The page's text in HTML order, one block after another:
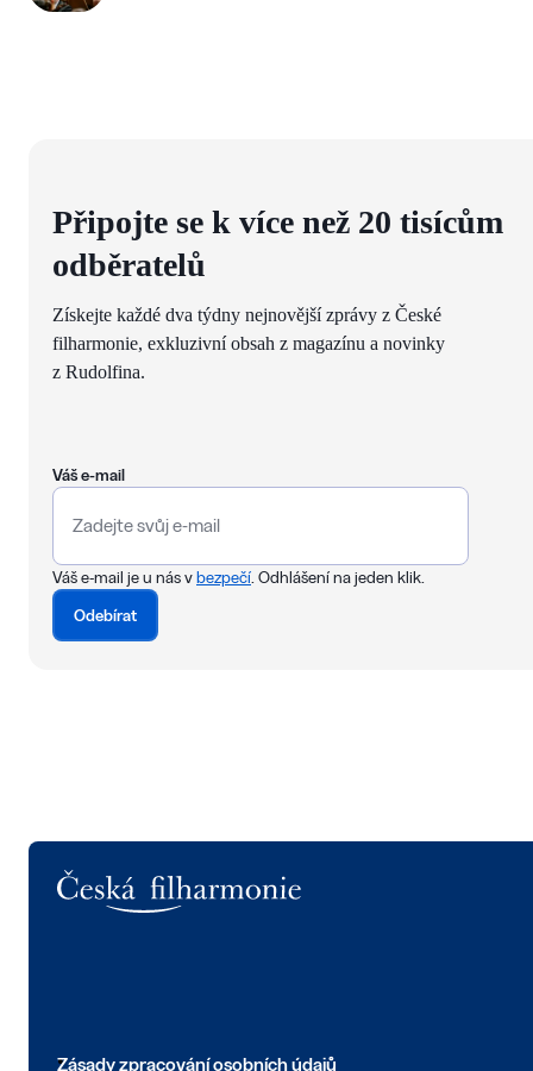
Připojte se k více než 20 tisícům
odběratelů
Získejte každé dva týdny nejnovější zprávy z České
filharmonie, exkluzivní obsah z magazínu a novinky
z Rudolfina.
Váš e-mail
Váš e-mail je u nás vbezpečí . Odhlášení na jeden klik.
Odebírat
Zásady zpracování osobních údajů